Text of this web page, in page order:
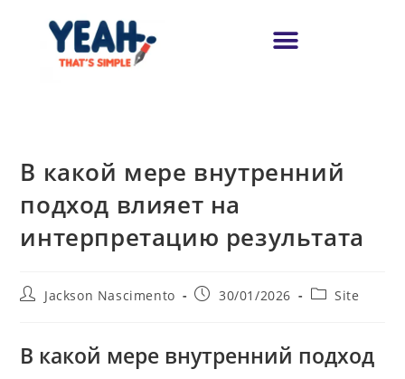
В какой мере внутренний
подход влияет на
интерпретацию результата
Jackson Nascimento 30/01/2026 Site
В какой мере внутренний подход